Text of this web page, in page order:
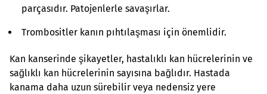
parçasıdır. Patojenlerle savaşırlar.
Trombositler kanın pıhtılaşması için önemlidir.
Kan kanserinde şikayetler, hastalıklı kan hücrelerinin ve
sağlıklı kan hücrelerinin sayısına bağlıdır. Hastada
kanama daha uzun sürebilir veya nedensiz yere